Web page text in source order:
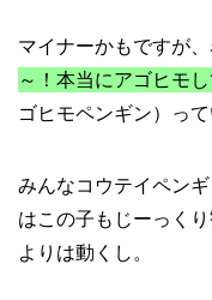
マイナーかもですが
～！本当にアゴヒモ
ゴヒモペンギン）っ
みんなコウテイペン
はこの子もじーっく
よりは動くし。